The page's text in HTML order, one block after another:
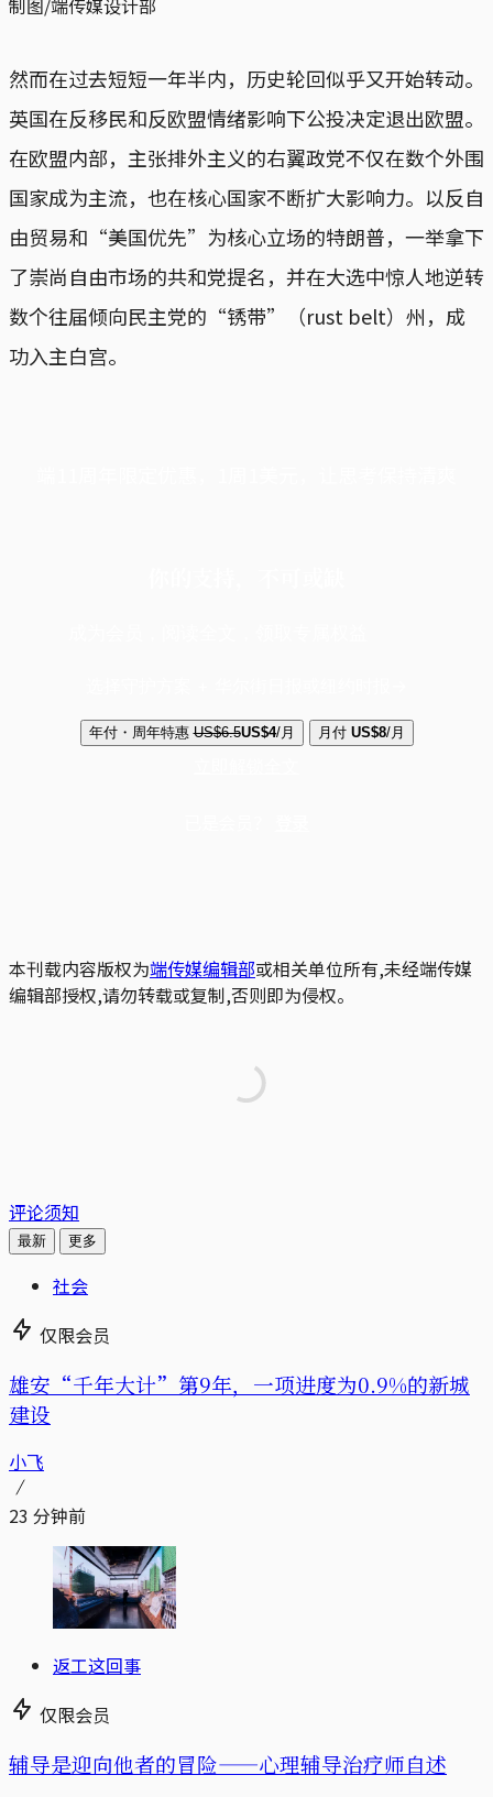
制图/端传媒设计部
然而在过去短短一年半内，历史轮回似乎又开始转动。
英国在反移民和反欧盟情绪影响下公投决定退出欧盟。
在欧盟内部，主张排外主义的右翼政党不仅在数个外围
国家成为主流，也在核心国家不断扩大影响力。以反自
由贸易和“美国优先”为核心立场的特朗普，一举拿下
了崇尚自由市场的共和党提名，并在大选中惊人地逆转
数个往届倾向民主党的“锈带”（rust belt）州，成
功入主白宫。
年付・周年特惠 US$6.5US$4/月 月付 US$8/月
本刊载内容版权为端传媒编辑部或相关单位所有,未经端传媒
编辑部授权,请勿转载或复制,否则即为侵权。
评论须知
最新 更多
社会
仅限会员
雄安“千年大计”第9年，一项进度为0.9%的新城
建设
小飞
23 分钟前
返工这回事
仅限会员
辅导是迎向他者的冒险——心理辅导治疗师自述